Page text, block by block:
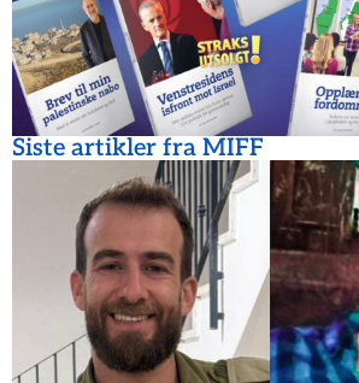
Siste artikler fra MIFF